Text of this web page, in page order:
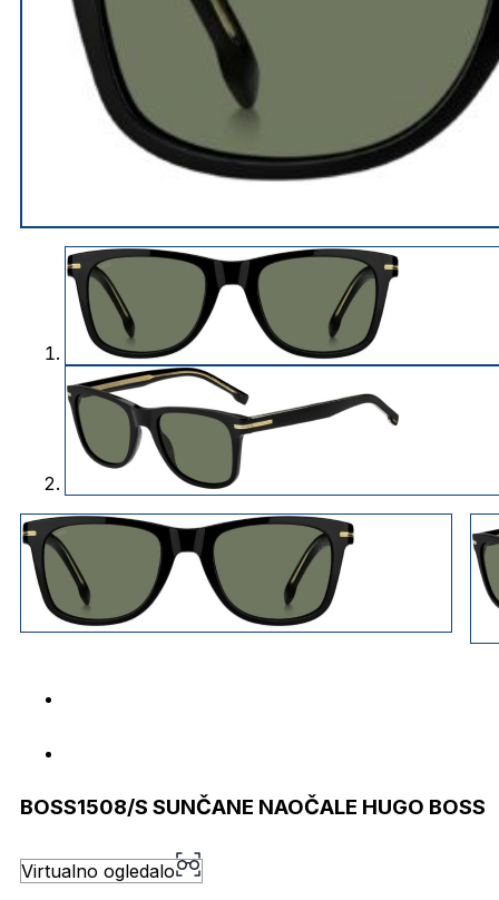
BOSS1508/S SUNČANE NAOČALE HUGO BOSS
Virtualno ogledalo